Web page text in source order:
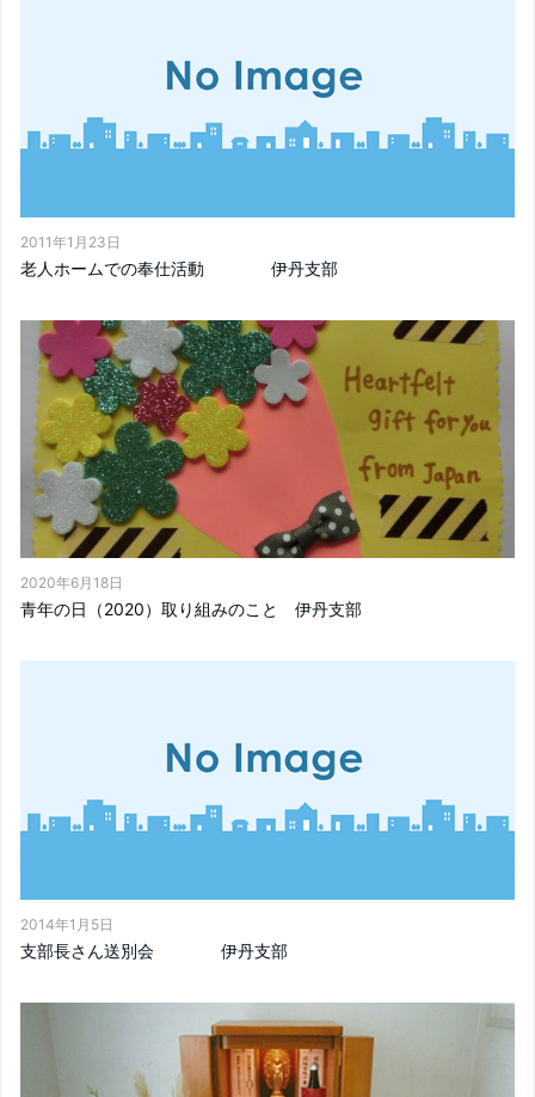
2011年1月23日
老人ホームでの奉仕活動 伊丹支部
2020年6月18日
青年の日（2020）取り組みのこと 伊丹支部
2014年1月5日
支部長さん送別会 伊丹支部